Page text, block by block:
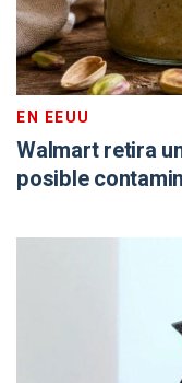
EN EEUU
Walmart retira
posible